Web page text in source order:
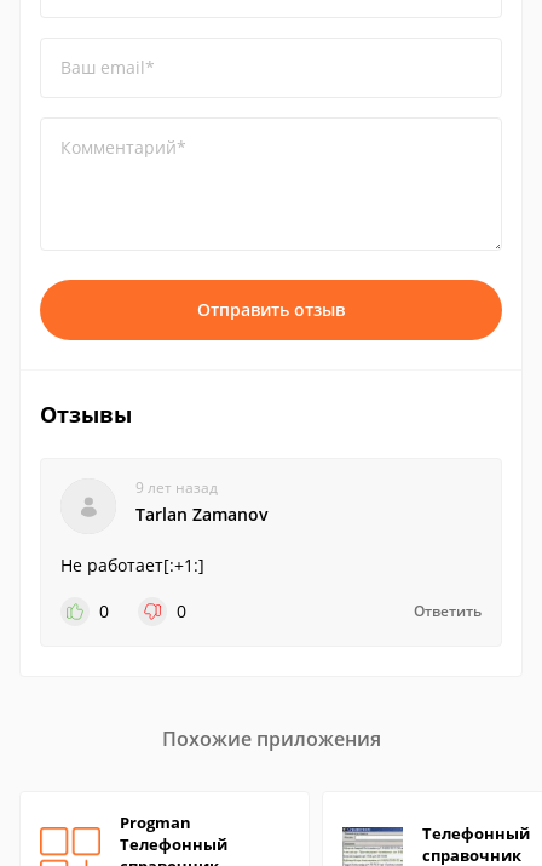
Ваш email*
Комментарий*
Отправить отзыв
Отзывы
9 лет назад
Tarlan Zamanov
Не работает[:+1:]
0
0 Ответить
Похожие приложения
Progman
Телефонный
Телефонный
справочник